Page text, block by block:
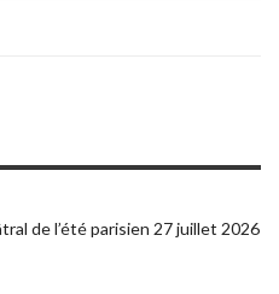
de l’été parisien 27 juillet 2026